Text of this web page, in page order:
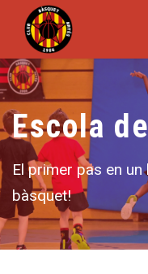
Escola
El primer pas en
bàsquet!